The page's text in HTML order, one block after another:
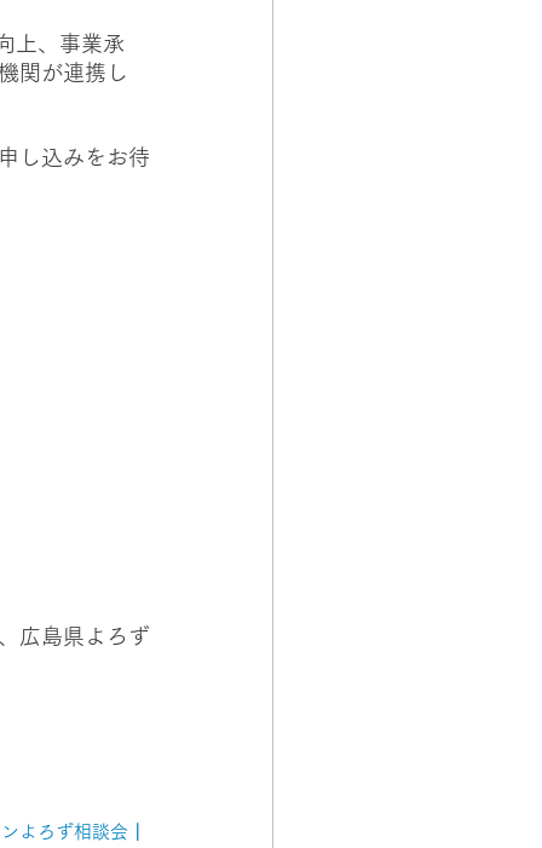
上、事業承
関が連携し
し込みをお待
広島県よろず
よろず相談会┃